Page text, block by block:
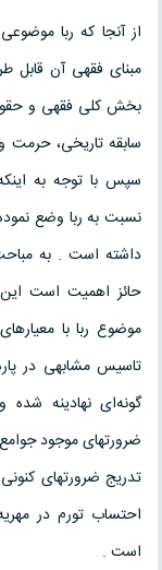
از آنجا که ربا
مبنای فقهی آن
بخش کلی فقهی و
سابقه تاریخی، حرمت
سپس با توجه به
نسبت به ربا وضع
داشته است . به
حائز اهمیت است این
تاسیس مشابهی در
گونه‌ای نهادینه
ضرورتهای موجود
تدریج ضرورتهای
احتساب تورم در
است .